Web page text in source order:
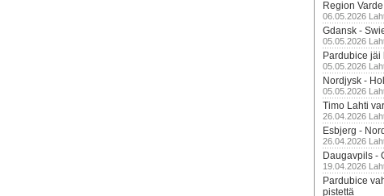
Region
06.05.2026
Gdansk -
05.05.2026
Pardubice
05.05.2026
Nordjysk -
05.05.2026
Timo Lahti
26.04.2026
Esbjerg -
26.04.2026
Daugavpils -
19.04.2026
Pardubice
pistettä